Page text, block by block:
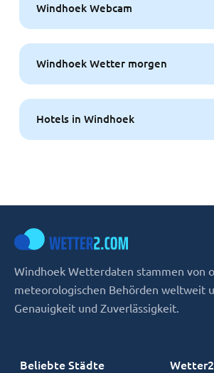
Windhoek Webcam
Windhoek Wetter morgen
Hotels in Windhoek
Windhoek Wetterdaten stammen von
meteorologischen Behörden weltweit
Genauigkeit und Zuverlässigkeit.
Beliebte Städte